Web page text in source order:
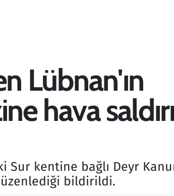
Lübnan'ın
hava
Sur kentine bağlı Deyr
bildirildi.